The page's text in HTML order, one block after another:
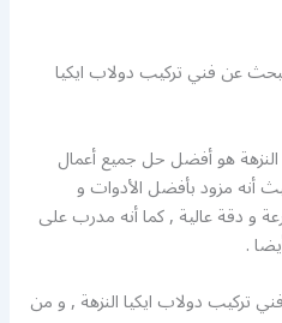
عن فني تركيب دولاب ايكيا
هو أفضل حل جميع أعمال
أنه مزود بأفضل الأدوات و
و دقة عالية , كما أنه مدرب على
.
تركيب دولاب ايكيا النزهة , و من